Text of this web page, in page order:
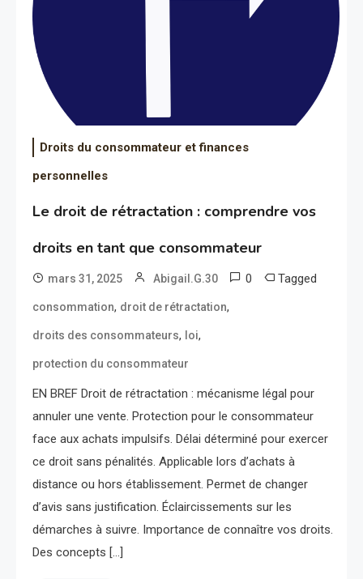
Droits du consommateur et finances
personnelles
Le droit de rétractation : comprendre vos
droits en tant que consommateur
mars 31, 2025 Abigail.G.30 0 Tagged
consommation, droit de rétractation,
droits des consommateurs, loi,
protection du consommateur
EN BREF Droit de rétractation : mécanisme légal pour
annuler une vente. Protection pour le consommateur
face aux achats impulsifs. Délai déterminé pour exercer
ce droit sans pénalités. Applicable lors d’achats à
distance ou hors établissement. Permet de changer
d’avis sans justification. Éclaircissements sur les
démarches à suivre. Importance de connaître vos droits.
Des concepts […]